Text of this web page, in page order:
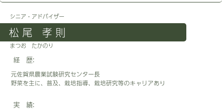
シニア・アドバイザー
松 尾 孝 則
まつお たかのり
経 歴:
元佐賀県農業試験研究センター長
野菜を主に、普及、栽培指導、栽培研究等のキャリアあり
実 績: